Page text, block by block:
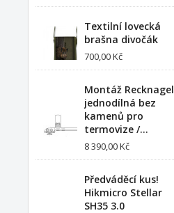
Textilní lovecká
brašna divočák
700,00 Kč
Montáž Recknagel
jednodílná bez
kamenů pro
termovize /...
8 390,00 Kč
Předváděcí kus!
Hikmicro Stellar
SH35 3.0